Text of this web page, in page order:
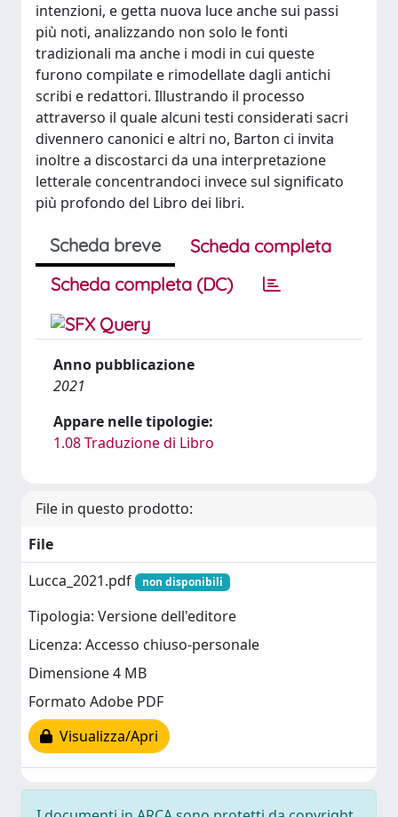
intenzioni, e getta nuova luce anche sui passi
più noti, analizzando non solo le fonti
tradizionali ma anche i modi in cui queste
furono compilate e rimodellate dagli antichi
scribi e redattori. Illustrando il processo
attraverso il quale alcuni testi considerati sacri
divennero canonici e altri no, Barton ci invita
inoltre a discostarci da una interpretazione
letterale concentrandoci invece sul significato
più profondo del Libro dei libri.
Scheda breve
Scheda completa
Scheda completa (DC)
Anno pubblicazione
2021
Appare nelle tipologie:
1.08 Traduzione di Libro
File in questo prodotto:
File
Lucca_2021.pdf
non disponibili
Tipologia: Versione dell'editore
Licenza: Accesso chiuso-personale
Dimensione 4 MB
Formato Adobe PDF
Visualizza/Apri